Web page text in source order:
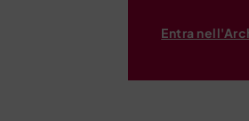
Entra